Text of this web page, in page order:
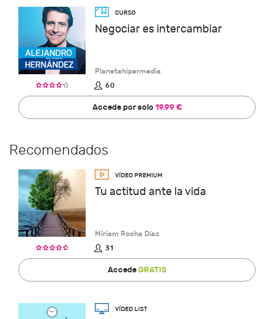
Negociar es intercambiar
Planetahipermedia
60
Accede por solo19.99 €
Recomendados
Tu actitud ante la vida
Miriam Rocha Díaz
31
AccedeGRATIS